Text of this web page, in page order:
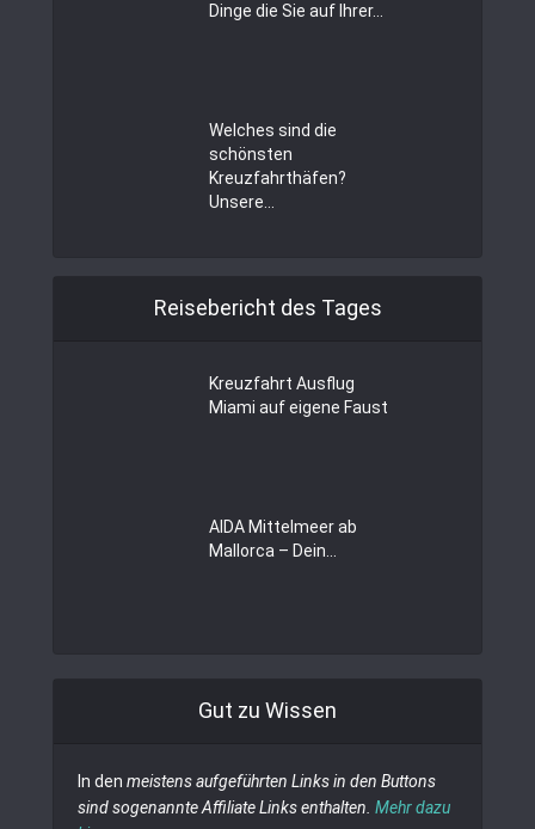
Dinge die Sie auf Ihrer...
Welches sind die
schönsten
Kreuzfahrthäfen?
Unsere...
Reisebericht des Tages
Kreuzfahrt Ausflug
Miami auf eigene Faust
AIDA Mittelmeer ab
Mallorca – Dein...
Gut zu Wissen
In den meistens aufgeführten Links in den Buttons
sind sogenannte Affiliate Links enthalten. Mehr dazu